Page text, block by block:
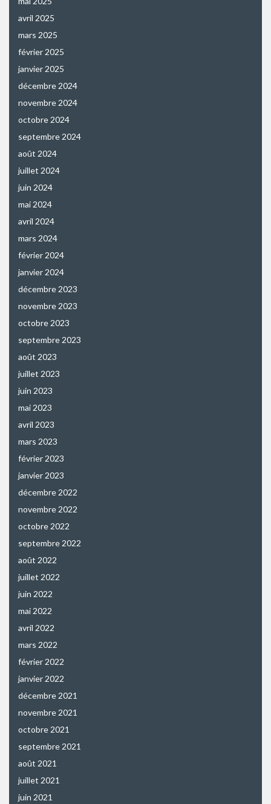
avril 2025
mars 2025
février 2025
janvier 2025
décembre 2024
novembre 2024
octobre 2024
septembre 2024
août 2024
juillet 2024
juin 2024
mai 2024
avril 2024
mars 2024
février 2024
janvier 2024
décembre 2023
novembre 2023
octobre 2023
septembre 2023
août 2023
juillet 2023
juin 2023
mai 2023
avril 2023
mars 2023
février 2023
janvier 2023
décembre 2022
novembre 2022
octobre 2022
septembre 2022
août 2022
juillet 2022
juin 2022
mai 2022
avril 2022
mars 2022
février 2022
janvier 2022
décembre 2021
novembre 2021
octobre 2021
septembre 2021
août 2021
juillet 2021
juin 2021